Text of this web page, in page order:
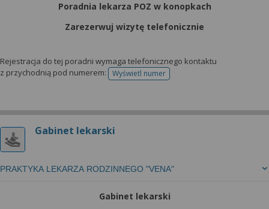
Poradnia lekarza POZ w konopkach
Zarezerwuj wizytę telefonicznie
Rejestracja do tej poradni wymaga telefonicznego kontaktu
z przychodnią pod numerem:
Wyświetl numertelefonu do rejestracji
Gabinet lekarski
PRAKTYKA LEKARZA RODZINNEGO "VENA"
Gabinet lekarski